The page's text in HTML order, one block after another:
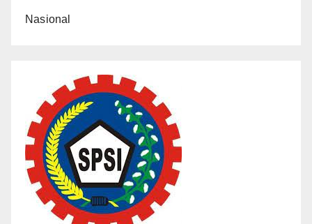
Nasional